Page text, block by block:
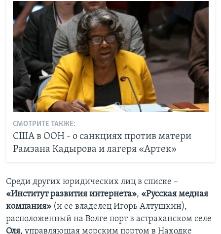
СМОТРИТЕ ТАКЖЕ:
США в ООН - о санкциях против матери
Рамзана Кадырова и лагеря «Артек»
Среди других юридических лиц в списке –
«Институт развития интернета», «Русская медная
компания» (и ее владелец Игорь Алтушкин),
расположенный на Волге порт в астраханском селе
Оля, управляющая морским портом в Находке